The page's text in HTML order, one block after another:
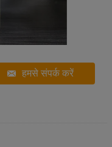
हमसे संपर्क करें